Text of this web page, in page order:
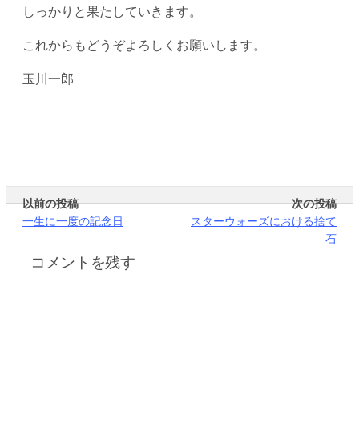
しっかりと果たしていきます。
これからもどうぞよろしくお願いします。
玉川一郎
以前の投稿
一生に一度の記念日
次の投稿
スターウォーズにおける捨て
石
コメントを残す